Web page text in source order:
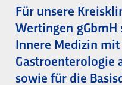
Für unsere
Wertingen
Innere Medizin
Gastroenterologie
sowie für die